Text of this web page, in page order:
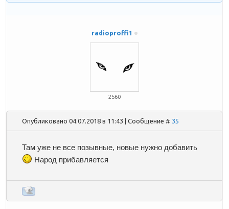
radioproffi1
2560
Опубликовано 04.07.2018 в 11:43 | Сообщение # 35
Там уже не все позывные, новые нужно добавить
Народ прибавляется